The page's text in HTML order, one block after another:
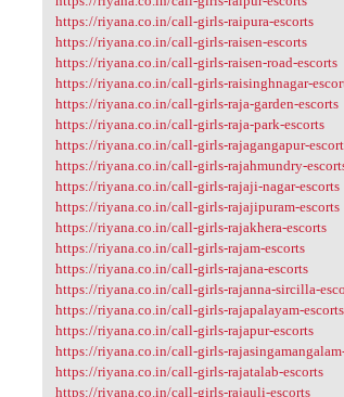
https://riyana.co.in/call-girls-raipura-escorts
https://riyana.co.in/call-girls-raisen-escorts
https://riyana.co.in/call-girls-raisen-road-escorts
https://riyana.co.in/call-girls-raisinghnagar-
https://riyana.co.in/call-girls-raja-garden-escorts
https://riyana.co.in/call-girls-raja-park-escorts
https://riyana.co.in/call-girls-rajagangapur-
https://riyana.co.in/call-girls-rajahmundry-
https://riyana.co.in/call-girls-rajaji-nagar-escorts
https://riyana.co.in/call-girls-rajajipuram-escorts
https://riyana.co.in/call-girls-rajakhera-escorts
https://riyana.co.in/call-girls-rajam-escorts
https://riyana.co.in/call-girls-rajana-escorts
https://riyana.co.in/call-girls-rajanna-sircilla-
https://riyana.co.in/call-girls-rajapalayam-escorts
https://riyana.co.in/call-girls-rajapur-escorts
https://riyana.co.in/call-girls-
https://riyana.co.in/call-girls-rajatalab-escorts
https://riyana.co.in/call-girls-rajauli-escorts